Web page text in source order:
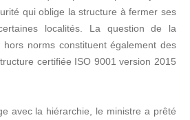
qui oblige la structure à fermer ses
localités. La question de la
norms constituent également des
certifiée ISO 9001 version 2015
avec la hiérarchie, le ministre a prêté